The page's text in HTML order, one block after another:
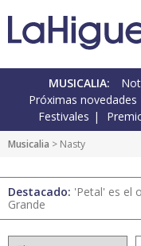
MUSICALIA:
Próximas novedades
Festivales
Musicalia > Nasty
Destacado: 'Petal' es el
Grande